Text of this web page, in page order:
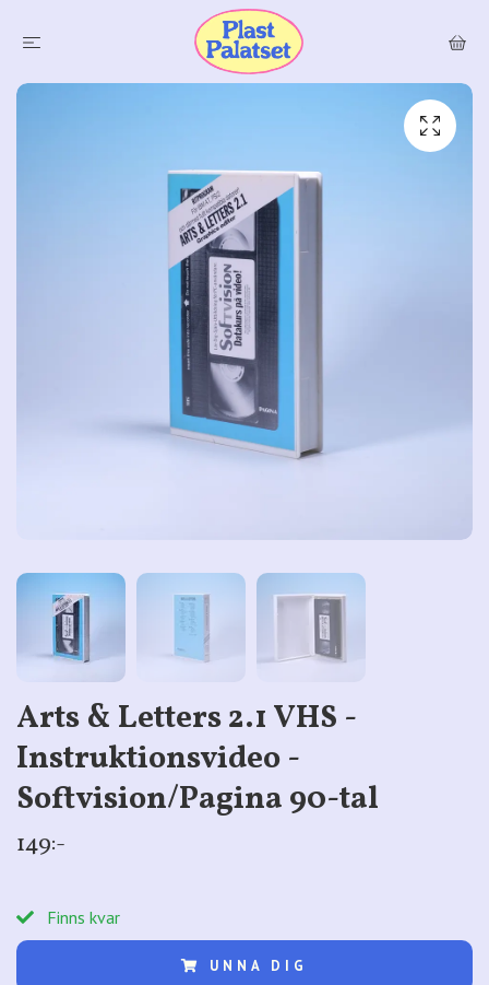
Arts & Letters 2.1 VHS -
Instruktionsvideo -
Softvision/Pagina 90-tal
149:-
Finns kvar
UNNA DIG